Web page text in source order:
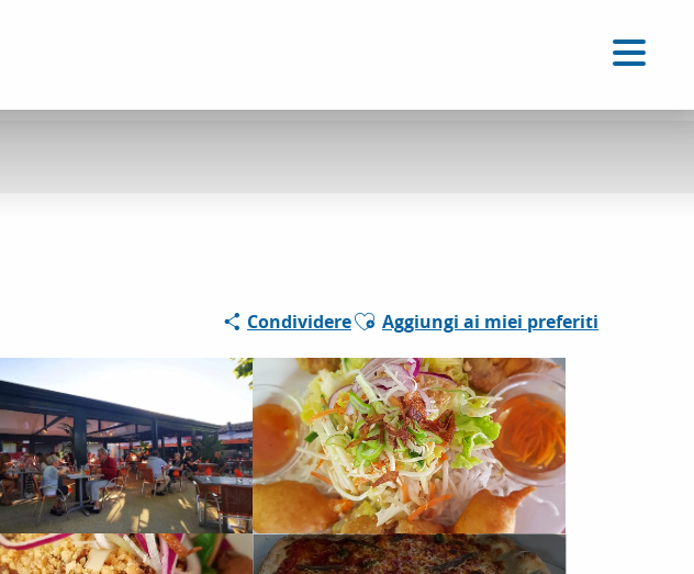
CondividereAjouter aux favoris
Aggiungi ai miei preferiti